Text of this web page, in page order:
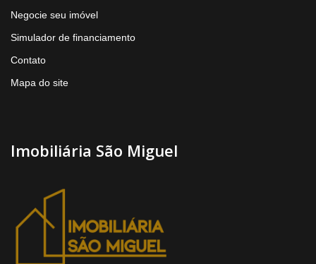
Negocie seu imóvel
Simulador de financiamento
Contato
Mapa do site
Imobiliária São Miguel